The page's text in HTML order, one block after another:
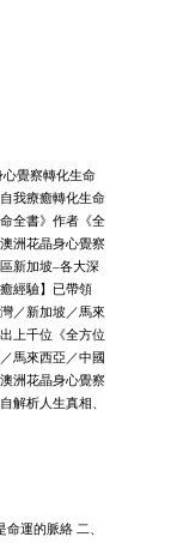
覺察轉化生命
我療癒轉化生命
全書》作者《全
洲花晶身心覺察
新加坡–各大深
經驗】已帶領
／新加坡／馬來
上千位《全方位
馬來西亞／中國
洲花晶身心覺察
解析人生真相、
運的脈絡 二、